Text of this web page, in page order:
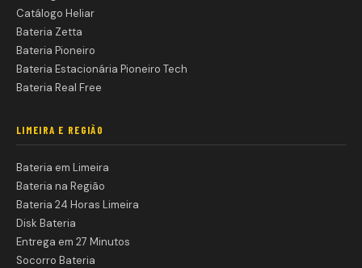
Catálogo Heliar
Bateria Zetta
Bateria Pioneiro
Bateria Estacionária Pioneiro Tech
Bateria Real Free
LIMEIRA E REGIÃO
Bateria em Limeira
Bateria na Região
Bateria 24 Horas Limeira
Disk Bateria
Entrega em 27 Minutos
Socorro Bateria